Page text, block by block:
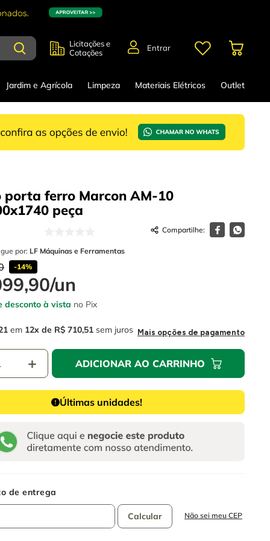
Licitações e
Cotações
Entrar
Jardim e Agrícola Limpeza Materiais Elétricos Outlet
ferro Marcon AM-10
peça
por: LF Máquinas e Ferramentas
-14%
,90/un
desconto à vista no Pix
em 12 R$ 710,51 sem juros Mais opções de pagamento
＋ ADICIONAR AO CARRINHO
Últimas unidades!
Não sei meu CEP